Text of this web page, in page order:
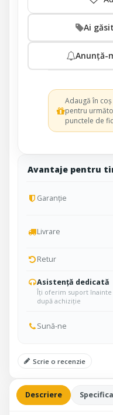
Avantaje pentru
Garanție
Livrare
Retur
Asistență dedicată
Îți oferim suport înainte
după achiziție
Sună-ne
Scrie o recenzie
Ai
Anunță-
Adaugă în
pentru
punctele de
Descriere